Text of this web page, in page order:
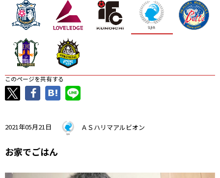
このページを共有する
2021年05月21日 ＡＳハリマアルビオン
お家でごはん